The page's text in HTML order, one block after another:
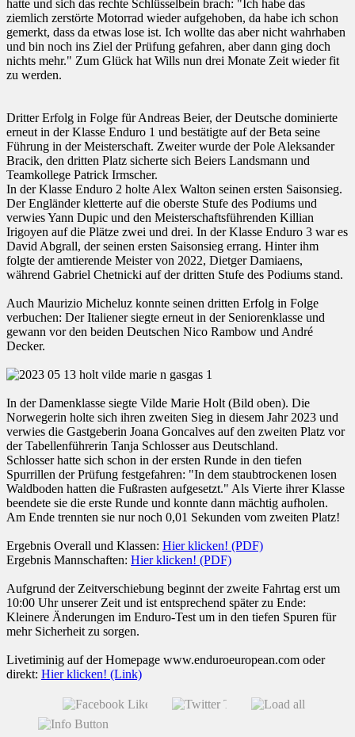
hatte und sich das rechte Schlüsselbein brach: "Ich habe das
ziemlich zerstörte Motorrad wieder aufgehoben, da habe ich schon
gemerkt, dass da etwas lose ist. Ich wollte das aber nicht wahrhaben
und bin noch ins Ziel der Prüfung gefahren, aber dann ging doch
nichts mehr." Zum Glück hat Wills nun drei Monate Zeit wieder fit
zu werden.
Dritter Erfolg in Folge für Andreas Beier, der Deutsche dominierte
erneut in der Klasse Enduro 1 und bestätigte auf der Beta seine
Führung in der Meisterschaft. Zweiter wurde der Pole Aleksander
Bracik, den dritten Platz sicherte sich Beiers Landsmann und
Teamkollege Patrick Irmscher.
In der Klasse Enduro 2 holte Alex Walton seinen ersten Saisonsieg.
Der Engländer kletterte auf die oberste Stufe des Podiums und
verwies Yann Dupic und den Meisterschaftsführenden Killian
Irigoyen auf die Plätze zwei und drei. In der Klasse Enduro 3 war es
David Abgrall, der seinen ersten Saisonsieg errang. Hinter ihm
folgte der amtierende Meister von 2022, Dietger Damiaens,
während Gabriel Chetnicki auf der dritten Stufe des Podiums stand.
Auch Maurizio Micheluz konnte seinen dritten Erfolg in Folge
verbuchen: Der Italiener siegte erneut in der Seniorenklasse und
gewann vor den beiden Deutschen Nico Rambow und André
Decker.
In der Damenklasse siegte Vilde Marie Holt (Bild oben). Die
Norwegerin holte sich ihren zweiten Sieg in diesem Jahr 2023 und
verwies die Gastgeberin Joana Goncalves auf den zweiten Platz vor
der Tabellenführerin Tanja Schlosser aus Deutschland.
Schlosser hatte sich schon in der ersten Runde in den tiefen
Spurrillen der Prüfung festgefahren: "In dem staubtrockenen losen
Waldboden hatten die Fußrasten aufgesetzt." Als Vierte ihrer Klasse
beendete sie die erste Runde und konnte dann mächtig aufholen.
Am Ende trennten sie nur noch 0,01 Sekunden vom zweiten Platz!
Ergebnis Overall und Klassen: Hier klicken! (PDF)
Ergebnis Mannschaften: Hier klicken! (PDF)
Aufgrund der Zeitverschiebung beginnt der zweite Fahrtag erst um
10:00 Uhr unserer Zeit und ist entsprechend später zu Ende:
Kleinere Änderungen im Enduro-Test um in den tiefen Spuren für
mehr Sicherheit zu sorgen.
Livetiminig auf der Homepage www.enduroeuropean.com oder
direkt: Hier klicken! (Link)